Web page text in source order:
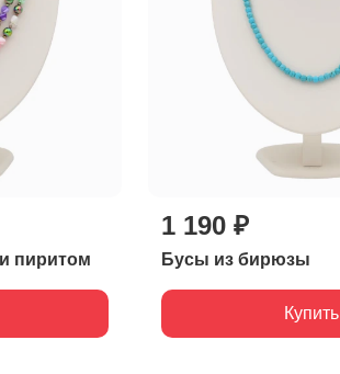
пиритом
1 190 ₽
Бусы из бирюзы
Купить